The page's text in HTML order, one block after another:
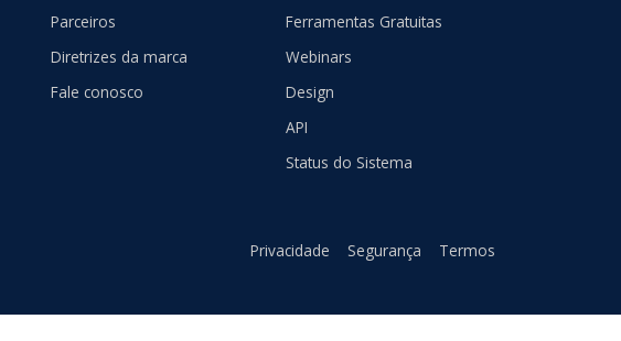
Parceiros
Diretrizes da marca
Fale conosco
Ferramentas Gratuitas
Webinars
Design
API
Status do Sistema
Privacidade Segurança Termos